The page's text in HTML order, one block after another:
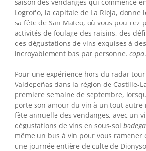
saison des vendanges qui commence
Logroño, la capitale de La Rioja, donne
sa fête de San Mateo, où vous pourrez
activités de foulage des raisins, des
des dégustations de vins exquises à
incroyablement bas par personne. copa.
Pour une expérience hors du radar
Valdepeñas dans la région de Castille-
première semaine de septembre,
porte son amour du vin à un tout autre
fête annuelle des vendanges, avec un
dégustations de vins en sous-sol
même un bus à vin pour vous ramener
une journée entière de culte de